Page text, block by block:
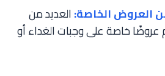
العروض الخاصة: العديد من
عروضًا خاصة على وجبات الغداء أو